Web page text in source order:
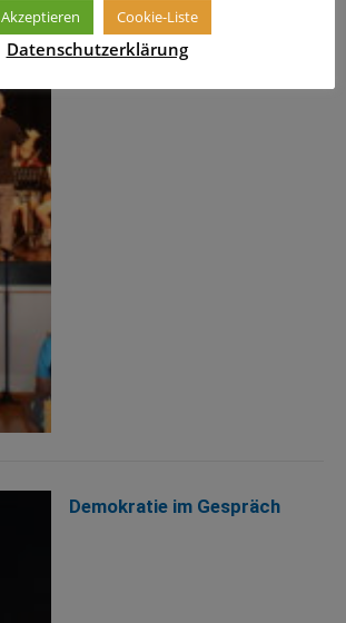
Gelungene Begrüßung der
neuen Fünftklässler
Demokratie im Gespräch
Akzeptieren Cookie-Liste
Datenschutzerklärung